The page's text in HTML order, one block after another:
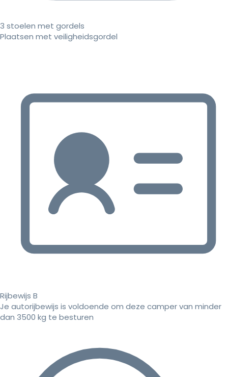
3 stoelen met gordels
Plaatsen met veiligheidsgordel
Rijbewijs B
Je autorijbewijs is voldoende om deze camper van minder
dan 3500 kg te besturen